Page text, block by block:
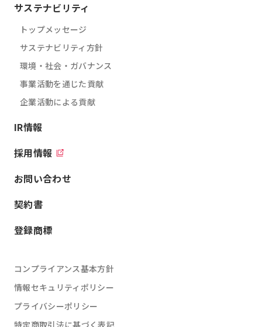
サステナビリティ
トップメッセージ
サステナビリティ方針
環境・社会・ガバナンス
事業活動を通じた貢献
企業活動による貢献
IR情報
採用情報
お問い合わせ
契約書
登録商標
コンプライアンス基本方針
情報セキュリティポリシー
プライバシーポリシー